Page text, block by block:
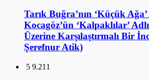
Tarık Buğra’nın ‘Küçük
Kocagöz’ün ‘Kalpaklılar’
Üzerine Karşılaştırmalı Bir
Şerefnur Atik)
5 9.211